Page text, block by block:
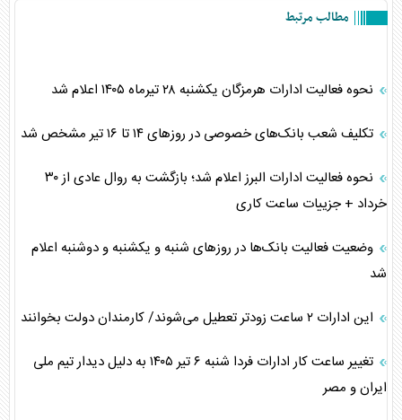
مطالب مرتبط
نحوه فعالیت ادارات هرمزگان یکشنبه ۲۸ تیرماه ۱۴۰۵ اعلام شد
تکلیف شعب بانک‌های خصوصی در روزهای ۱۴ تا ۱۶ تیر مشخص شد
نحوه فعالیت ادارات البرز اعلام شد؛ بازگشت به روال عادی از ۳۰
خرداد + جزییات ساعت کاری
وضعیت فعالیت بانک‌ها در روز‌های شنبه و یکشنبه و دوشنبه اعلام
شد
این ادارات ۲ ساعت زودتر تعطیل می‌شوند/ کارمندان دولت بخوانند
تغییر ساعت کار ادارات فردا شنبه ۶ تیر ۱۴۰۵ به دلیل دیدار تیم ملی
ایران و مصر